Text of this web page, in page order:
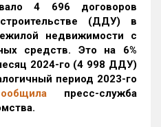
4 696 договоров
(ДДУ) в
недвижимости с
средств. Это на 6%
2024-го (4 998 ДДУ)
период 2023-го
пресс-служба